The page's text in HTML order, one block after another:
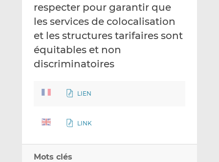
respecter pour garantir que
les services de colocalisation
et les structures tarifaires sont
équitables et non
discriminatoires
LIEN
LINK
Mots clés